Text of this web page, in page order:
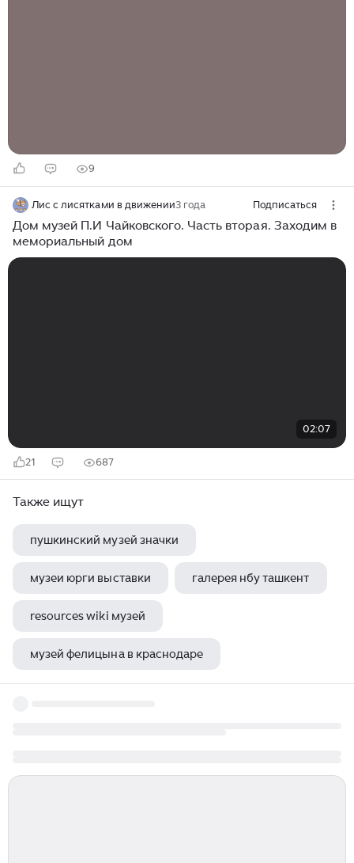
9
Лис с лисятками в движении3 года Подписаться
Дом музей П.И Чайковского. Часть вторая. Заходим в
мемориальный дом
02:07
21 687
Также ищут
пушкинский музей значки
музеи юрги выставки галерея нбу ташкент
resources wiki музей
музей фелицына в краснодаре